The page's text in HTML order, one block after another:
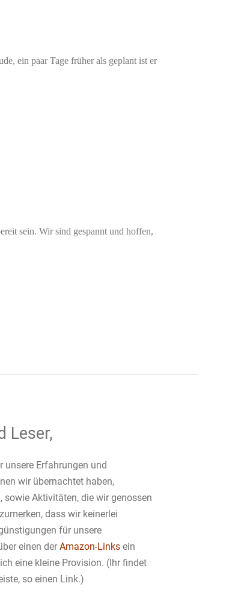
ein paar Tage früher als geplant ist er
sein. Wir sind gespannt und hoffen,
Leser,
unsere Erfahrungen und
wir übernachtet haben,
sowie Aktivitäten, die wir genossen
dass wir keinerlei
für unsere
einen der Amazon-Links ein
eine kleine Provision. (Ihr findet
so einen Link.)